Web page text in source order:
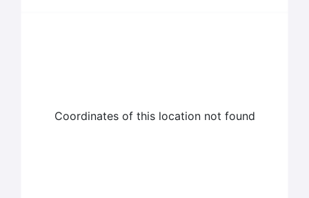
Coordinates of this location not found